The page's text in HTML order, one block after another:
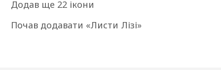
Додав ще 22 ікони
Почав додавати «Листи Лізі»